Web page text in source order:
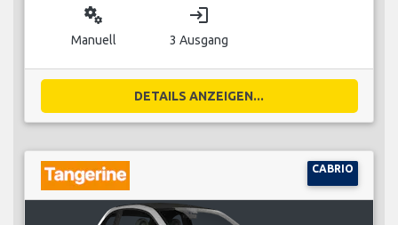
miscellaneous_services
Manuell
login
3 Ausgang
DETAILS ANZEIGEN...
CABRIO